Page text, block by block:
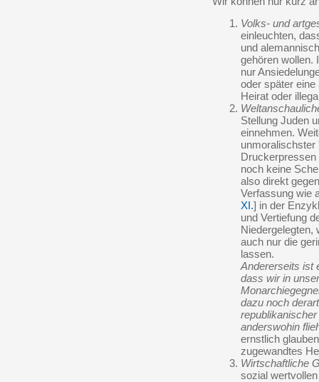
Volks- und
einleuchten,
und
gehören wollen.
nur
oder später
Heirat oder
Stellung Juden
einnehmen.
unmoralischster
noch keine
also direkt
Verfassung wie
XI.] in der
und Vertiefung
Niedergelegten,
auch nur die
lassen.
Andererseits ist
dass wir in
dazu noch
anderswohin
ernstlich
zugewandtes
Wirtschaftliche
sozial